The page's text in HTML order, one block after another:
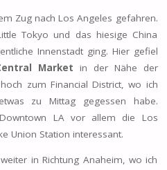
Zug nach Los Angeles gefahren.
Tokyo und das hiesige China
Innenstadt ging. Hier gefiel
Market in der Nähe der
hoch zum Financial District, wo ich
zu Mittag gegessen habe.
LA vor allem die Los
Union Station interessant.
in Richtung Anaheim, wo ich